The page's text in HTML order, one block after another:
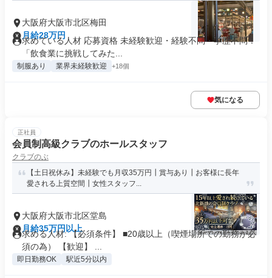
大阪府大阪市北区梅田
月給28万円
求めている人材 応募資格 未経験歓迎・経験不問・学歴不問！
「飲食業に挑戦してみた...
制服あり 業界未経験歓迎 +18個
気になる
正社員
会員制高級クラブのホールスタッフ
クラブのぶ
【土日祝休み】未経験でも月収35万円┃賞与あり┃お客様に長年
愛される上質空間┃女性スタッフ...
大阪府大阪市北区堂島
月給35万円以上
求める人材: 【必須条件】 ■20歳以上（喫煙場所での勤務が必
須の為） 【歓迎】 ...
即日勤務OK 駅近5分以内